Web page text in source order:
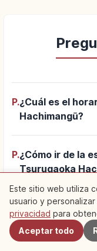
P.¿Cuál es el
Hachimangū?
P.¿Cómo ir de la
Tsurugaoka
a pie?
P.¿Cuál es el
del Tesoro de
Este sitio web utiliza
usuario y
privacidad para
Aceptar todo